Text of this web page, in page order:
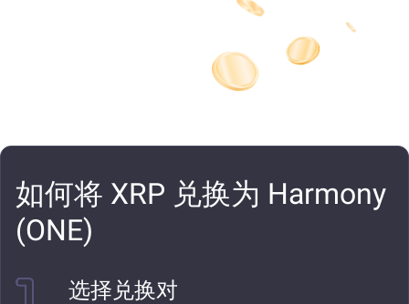
如何将 XRP 兑换为 Harmony
(ONE)
选择兑换对